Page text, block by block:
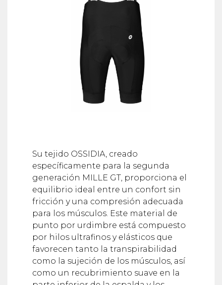
Su tejido OSSIDIA, creado
específicamente para la segunda
generación MILLE GT, proporciona el
equilibrio ideal entre un confort sin
fricción y una compresión adecuada
para los músculos. Este material de
punto por urdimbre está compuesto
por hilos ultrafinos y elásticos que
favorecen tanto la transpirabilidad
como la sujeción de los músculos, así
como un recubrimiento suave en la